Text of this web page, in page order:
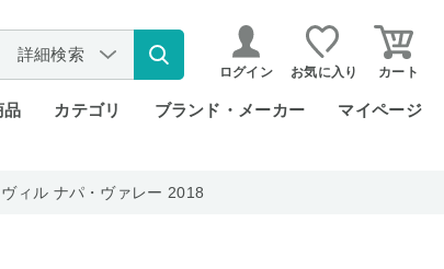
詳細検索
ログイン お気に入り カート
品 カテゴリ ブランド・メーカー マイページ
ィル ナパ・ヴァレー 2018